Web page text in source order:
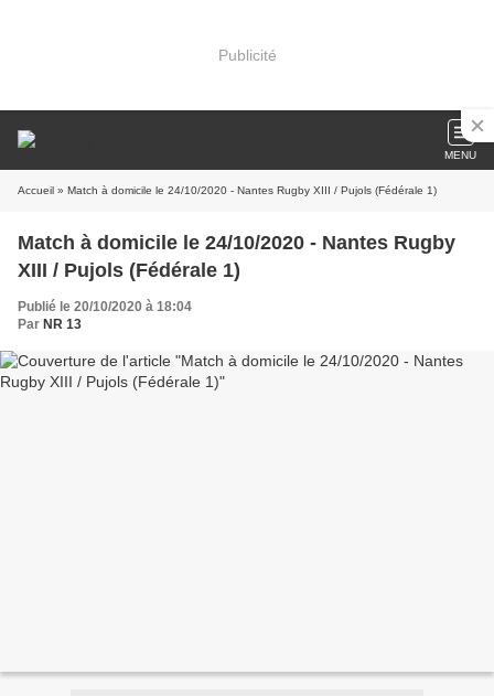
Publicité
MENU
Accueil » Match à domicile le 24/10/2020 - Nantes Rugby XIII / Pujols (Fédérale 1)
Match à domicile le 24/10/2020 - Nantes Rugby
XIII / Pujols (Fédérale 1)
Publié le 20/10/2020 à 18:04
Par NR 13